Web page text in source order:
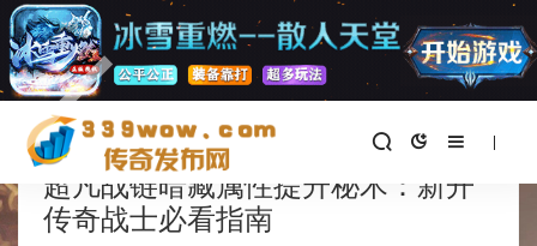
首页
超凡战链暗藏属性提升秘术：新开
传奇战士必看指南